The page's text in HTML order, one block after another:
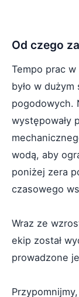
Od czego
Tempo prac
było w
pogodowych.
występowały
wodą, aby
poniżej zera
czasowego
Wraz ze
ekip został
prowadzone